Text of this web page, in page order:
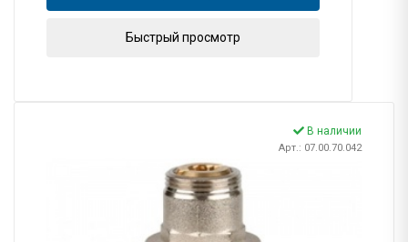
Быстрый просмотр
В наличии
Арт.: 07.00.70.042